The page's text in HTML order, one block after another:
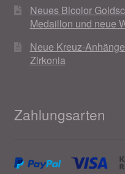
Neues Bicolor
Medaillon und neue
Neue Kreuz-
Zirkonia
Zahlungsarten